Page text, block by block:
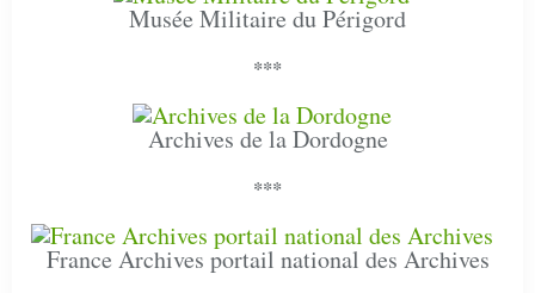
Musée Militaire du Périgord
***
Archives de la Dordogne
***
France Archives portail national des Archives